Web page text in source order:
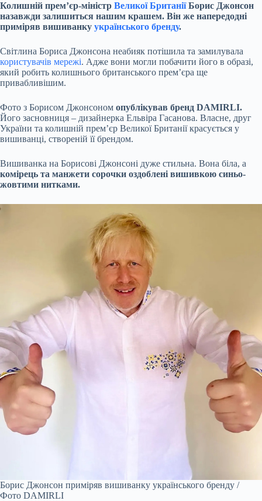
Колишній прем’єр-міністр Великої БританіїБорис Джонсон
назавжди залишиться нашим крашем. Він же напередодні
приміряв вишиванку українського бренду.
Світлина Бориса Джонсона неабияк потішила та замилувала
користувачів мережі. Адже вони могли побачити його в образі,
який робить колишнього британського прем’єра ще
привабливішим.
Фото з Борисом Джонсоном опублікував бренд DAMIRLI.
Його засновниця – дизайнерка Ельвіра Гасанова. Власне, друг
України та колишній прем’єр Великої Британії красується у
вишиванці, створеній її брендом.
Вишиванка на Борисові Джонсоні дуже стильна. Вона біла, а
комірець та манжети сорочки оздоблені вишивкою синьо-
жовтими нитками.
Борис Джонсон приміряв вишиванку українського бренду /
Фото DAMIRLI